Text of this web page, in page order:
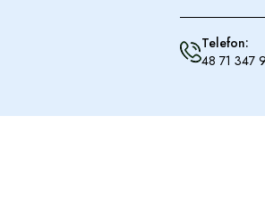
Telefon:
48 71 347